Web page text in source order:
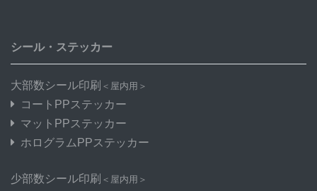
シール・ステッカー
大部数シール印刷 ＜屋内用＞
コートPPステッカー
マットPPステッカー
ホログラムPPステッカー
少部数シール印刷 ＜屋内用＞